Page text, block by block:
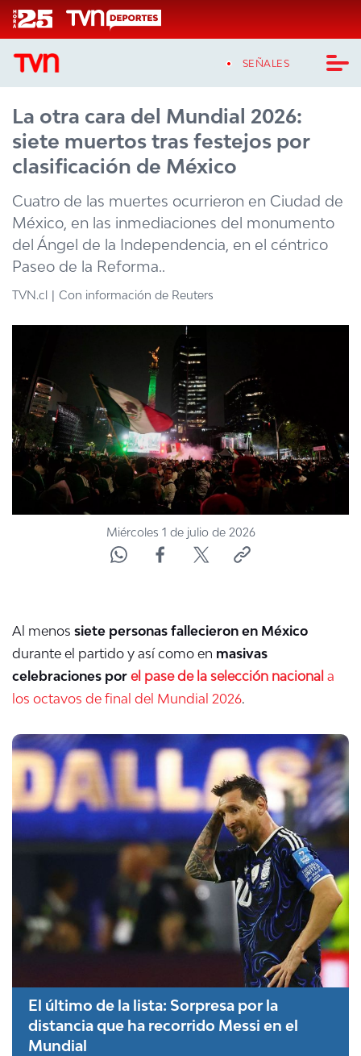
Click acá para ir directamente al contenido
SEÑALES
CASTING MASTERCHEF CHILE
CASTING TVN VERTICAL
TVN VERTICAL
TVN PLAY
PROGRAMAS
ACTUALIDAD Y TENDENCIAS
CORPORATIVO Y TRANSPARENCIA
CANAL DE DENUNCIAS
ÁREA DE PROYECTOS
La otra cara del Mundial 2026:
siete muertos tras festejos por
clasificación de México
Cuatro de las muertes ocurrieron en Ciudad de
México, en las inmediaciones del monumento
del Ángel de la Independencia, en el céntrico
Paseo de la Reforma..
TVN.cl Con información de Reuters
Miércoles 1 de julio de 2026
Al menos siete personas fallecieron en México
durante el partido y así como en masivas
celebraciones por el pase de la selección nacional a
los octavos de final del Mundial 2026.
El último de la lista: Sorpresa por la
distancia que ha recorrido Messi en el
Mundial